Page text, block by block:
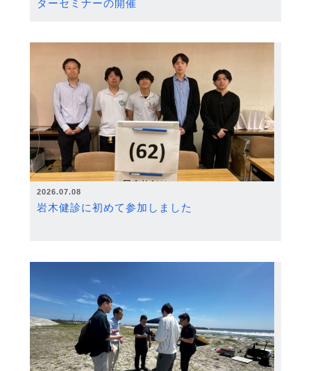
ターセミナーの開催
2026.07.08
岩木健診に初めて参加しました